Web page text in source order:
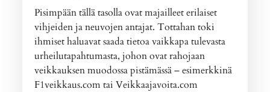
Pisimpään tällä tasolla ovat majailleet erilaiset
vihjeiden ja neuvojen antajat. Tottahan toki
ihmiset haluavat saada tietoa vaikkapa tulevasta
urheilutapahtumasta, johon ovat rahojaan
veikkauksen muodossa pistämässä – esimerkkinä
F1veikkaus.com tai Veikkaajavoita.com